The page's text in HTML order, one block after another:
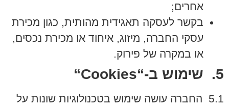
אחרים;
בקשר לעסקה תאגידית מהותית, כגון מכירת
עסקי החברה, מיזוג, איחוד או מכירת נכסים,
או במקרה של פירוק.
5. שימוש ב-“ Cookies
“
5.1 החברה עושה שימוש בטכנולוגיות שונות על